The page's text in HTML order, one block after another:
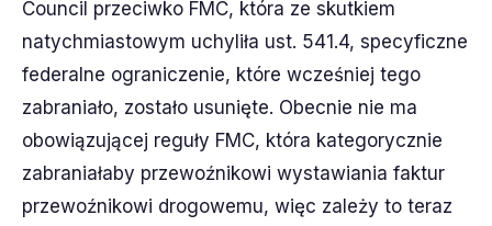
Council przeciwko FMC, która ze skutkiem
natychmiastowym uchyliła ust. 541.4, specyficzne
federalne ograniczenie, które wcześniej tego
zabraniało, zostało usunięte. Obecnie nie ma
obowiązującej reguły FMC, która kategorycznie
zabraniałaby przewoźnikowi wystawiania faktur
przewoźnikowi drogowemu, więc zależy to teraz